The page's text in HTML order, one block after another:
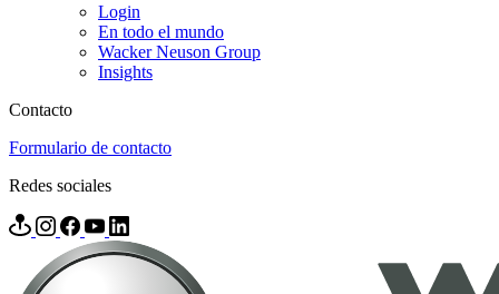
Login
En todo el mundo
Wacker Neuson Group
Insights
Contacto
Formulario de contacto
Redes sociales